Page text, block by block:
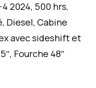
2024, 500 hrs,
Diesel, Cabine
avec sideshift et
Fourche 48″